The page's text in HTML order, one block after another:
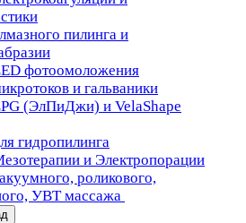
пилинга и
фотоомоложения
и гальваники
(ЭлПиДжи) и VelaShape
гидропилинга
и Электропорации
роликового,
УВТ массажа